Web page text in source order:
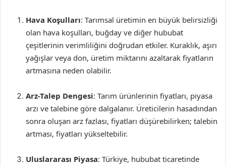
Hava Koşulları: Tarımsal üretimin en büyük belirsizliği
olan hava koşulları, buğday ve diğer hububat
çeşitlerinin verimliliğini doğrudan etkiler. Kuraklık, aşırı
yağışlar veya don, üretim miktarını azaltarak fiyatların
artmasına neden olabilir.
Arz-Talep Dengesi: Tarım ürünlerinin fiyatları, piyasa
arzı ve talebine göre dalgalanır. Üreticilerin hasadından
sonra oluşan arz fazlası, fiyatları düşürebilirken; talebin
artması, fiyatları yükseltebilir.
Uluslararası Piyasa: Türkiye, hububat ticaretinde